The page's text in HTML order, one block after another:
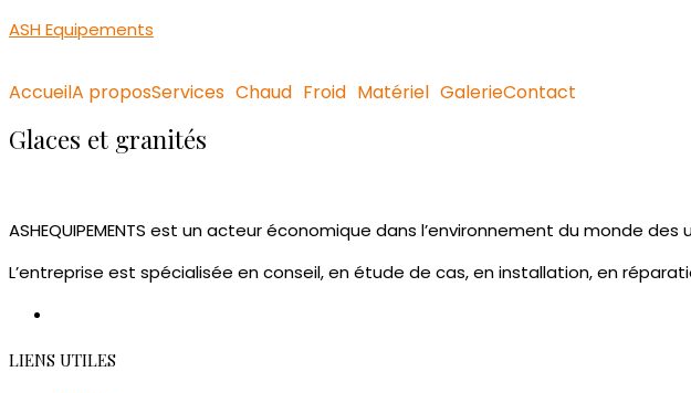
ASH Equipements
AccueilA proposServices Chaud Froid Matériel GalerieContact
Glaces et granités
ASHEQUIPEMENTS est un acteur économique dans l’environnement du monde
L’entreprise est spécialisée en conseil, en étude de cas, en installation, en
LIENS UTILES